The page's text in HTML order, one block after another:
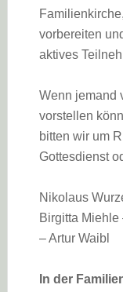
vorbereiten
aktives
Wenn jemand
vorstellen
bitten wir um
Gottesdienst
Nikolaus
Birgitta Miehle
– Artur Waibl
In der